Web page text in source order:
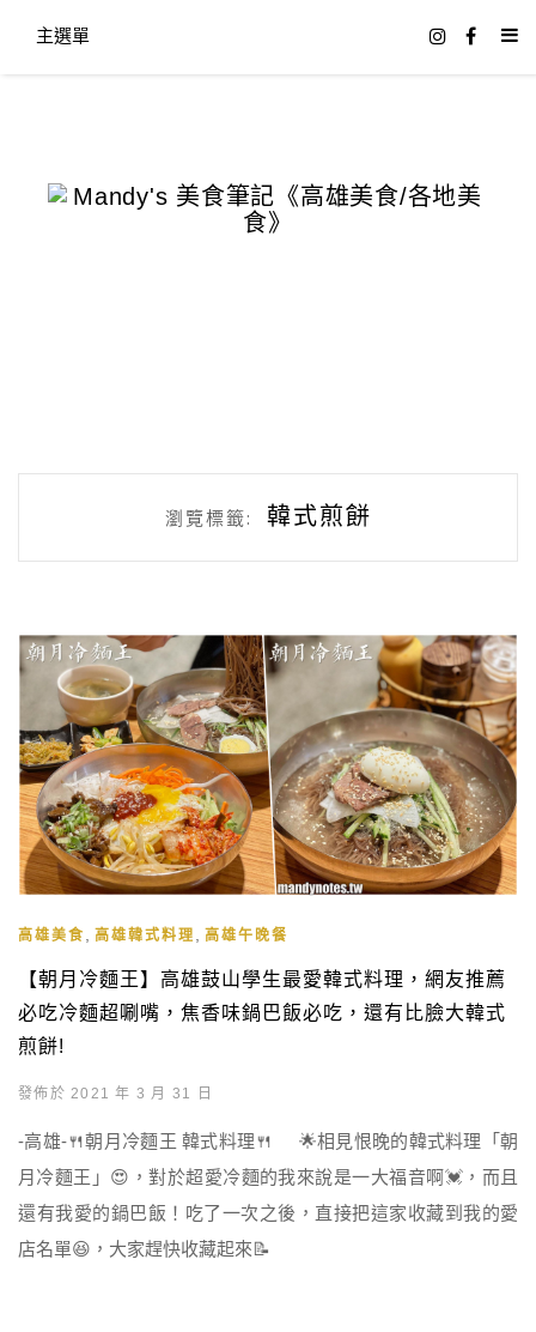
主選單
瀏覽標籤: 韓式煎餅
高雄美食 , 高雄韓式料理 , 高雄午晚餐
【朝月冷麵王】高雄鼓山學生最愛韓式料理，網友推薦
必吃冷麵超唰嘴，焦香味鍋巴飯必吃，還有比臉大韓式
煎餅!
發佈於 2021 年 3 月 31 日
-高雄-🍴朝月冷麵王 韓式料理🍴 🌟相見恨晚的韓式料理「朝
月冷麵王」😍，對於超愛冷麵的我來說是一大福音啊💓，而且
還有我愛的鍋巴飯！吃了一次之後，直接把這家收藏到我的愛
店名單😆，大家趕快收藏起來📝